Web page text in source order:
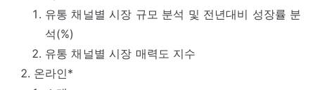
유통 채널별 시장 규모 분석 및 전년대비 성장률 분
석(%)
유통 채널별 시장 매력도 지수
온라인*